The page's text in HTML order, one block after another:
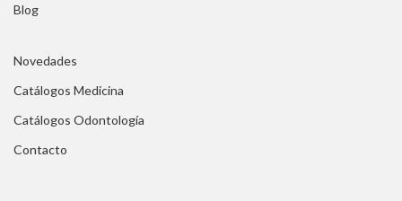
Blog
Novedades
Catálogos Medicina
Catálogos Odontología
Contacto